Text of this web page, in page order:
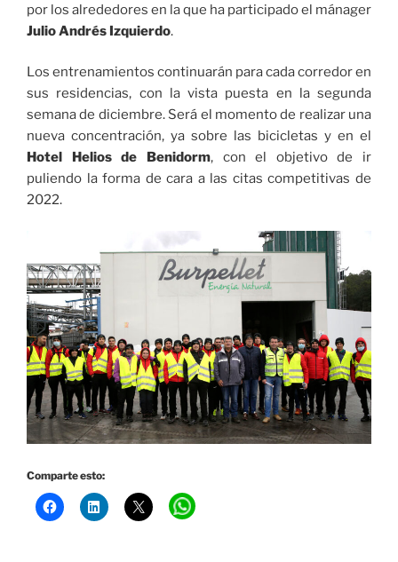
por los alrededores en la que ha participado el mánager
Julio Andrés Izquierdo.
Los entrenamientos continuarán para cada corredor en
sus residencias, con la vista puesta en la segunda
semana de diciembre. Será el momento de realizar una
nueva concentración, ya sobre las bicicletas y en el
Hotel Helios de Benidorm, con el objetivo de ir
puliendo la forma de cara a las citas competitivas de
2022.
Comparte esto: